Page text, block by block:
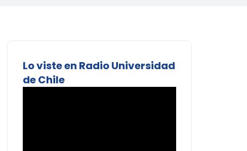
Lo viste en Radio Universidad
de Chile